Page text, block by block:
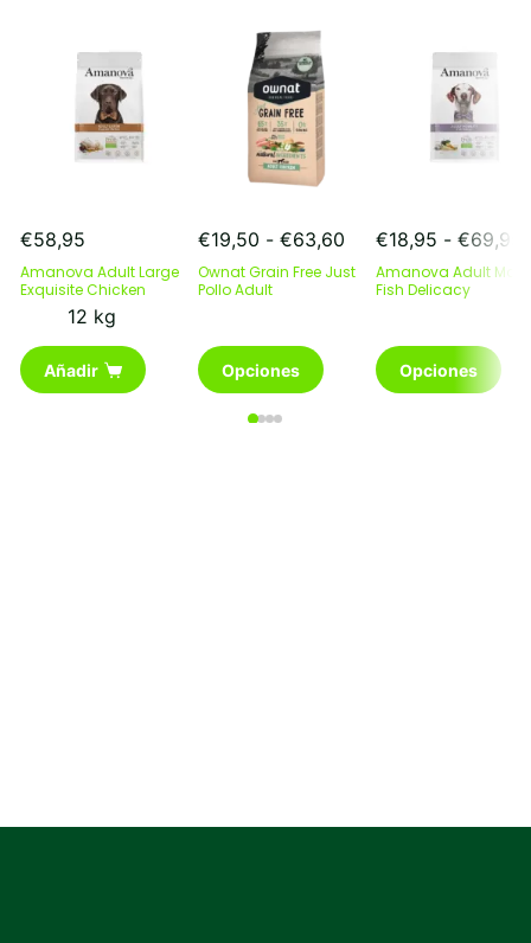
€58,95
Amanova Adult Large
Exquisite Chicken
12 kg
Añadir
€19,50 - €63,60 Rango
de
precios:
hasta
€63,60
Ownat Grain Free Just
Pollo Adult
Opciones
Este
producto
múltiples
€18,95 - €69,95
Amanova Adult
Fish Delicacy
Opciones
Este
producto